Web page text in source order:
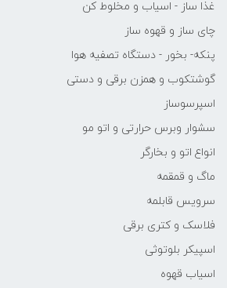
غذا ساز - اسیاب و مخلوط کن
چای ساز و قهوه ساز
پنکه- بخور - دستگاه تصفیه هوا
گوشتکوب و همزن برقی و دستی
اسپرسوساز
سشوار وبرس حرارتی و اتو مو
انواع اتو و بخارگر
ماگ و قمقمه
سرویس قابلمه
فلاسک و کتری برقی
اسپیکر بلوتوثی
اسیاب قهوه